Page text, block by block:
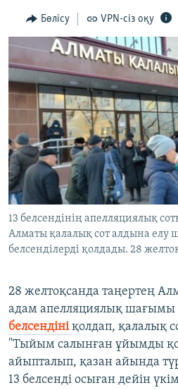
Search
ӘЛЕМ
АРНАЙЫ ЖОБАЛАР
Русский
ЖАЗЫЛЫҢЫЗ
Басқа тілдерде
Бөлісу VPN-сіз оқу
13 белсендінің апелляциялық
Алматы қалалық сот алдына
белсенділерді қолдады. 28
28 желтоқсанда таңертең
адам апелляциялық шағымы
белсендіні қолдап, қалалық
"Тыйым салынған ұйымды
айыпталып, қазан айында
13 белсенді осыған дейін